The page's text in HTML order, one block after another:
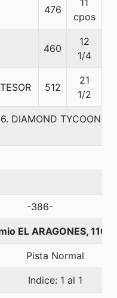
476
11
cpos
460
12
1/4
512
21
1/2
DIAMOND TYCOON-
-386-
EL ARAGONES,
Pista Normal
Indice: 1 al 1